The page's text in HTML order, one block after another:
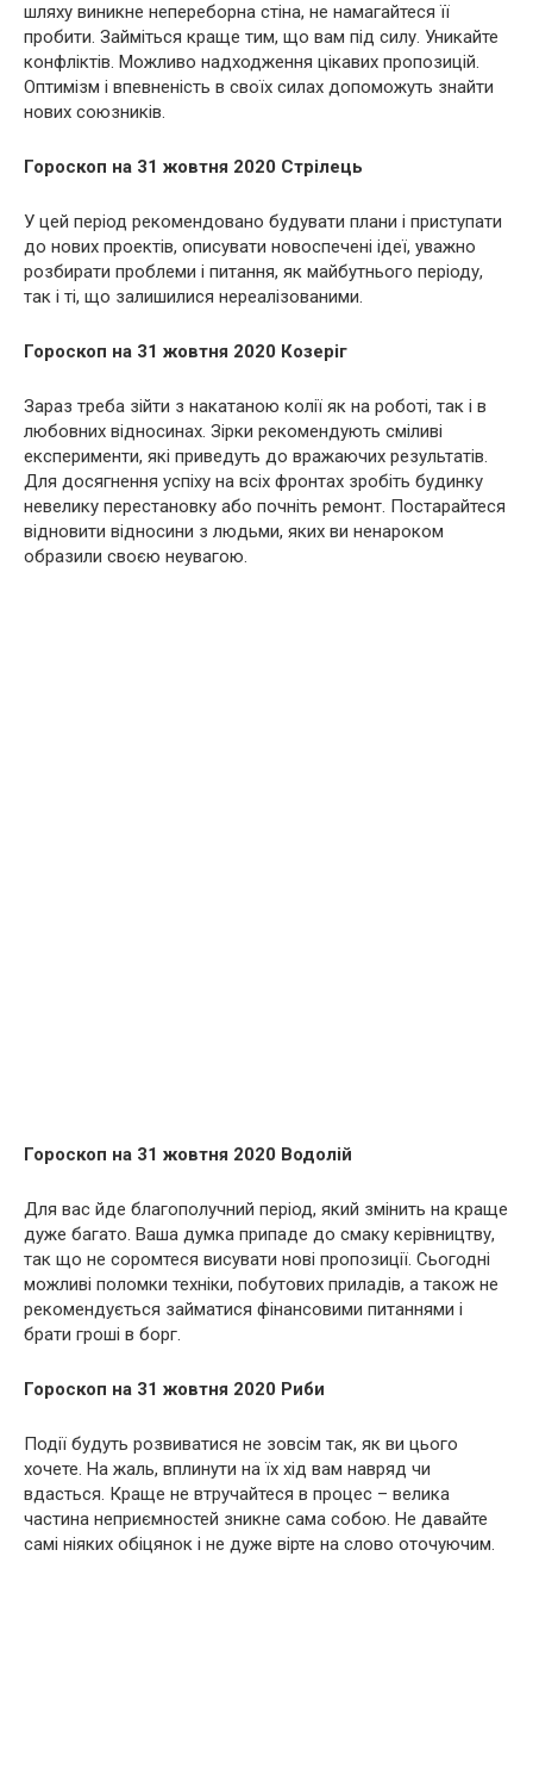
шляху виникне непереборна стіна, не намагайтеся її
пробити. Займіться краще тим, що вам під силу. Уникайте
конфліктів. Можливо надходження цікавих пропозицій.
Оптимізм і впевненість в своїх силах допоможуть знайти
нових союзників.
Гороскоп на 31 жовтня 2020 Стрілець
У цей період рекомендовано будувати плани і приступати
до нових проектів, описувати новоспечені ідеї, уважно
розбирати проблеми і питання, як майбутнього періоду,
так і ті, що залишилися нереалізованими.
Гороскоп на 31 жовтня 2020 Козеріг
Зараз треба зійти з накатаною колії як на роботі, так і в
любовних відносинах. Зірки рекомендують сміливі
експерименти, які приведуть до вражаючих результатів.
Для досягнення успіху на всіх фронтах зробіть будинку
невелику перестановку або почніть ремонт. Постарайтеся
відновити відносини з людьми, яких ви ненароком
образили своєю неувагою.
Гороскоп на 31 жовтня 2020 Водолій
Для вас йде благополучний період, який змінить на краще
дуже багато. Ваша думка припаде до смаку керівництву,
так що не соромтеся висувати нові пропозиції. Сьогодні
можливі поломки техніки, побутових приладів, а також не
рекомендується займатися фінансовими питаннями і
брати гроші в борг.
Гороскоп на 31 жовтня 2020 Риби
Події будуть розвиватися не зовсім так, як ви цього
хочете. На жаль, вплинути на їх хід вам навряд чи
вдасться. Краще не втручайтеся в процес – велика
частина неприємностей зникне сама собою. Не давайте
самі ніяких обіцянок і не дуже вірте на слово оточуючим.